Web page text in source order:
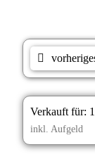
Verkauft für:
inkl. Aufgeld